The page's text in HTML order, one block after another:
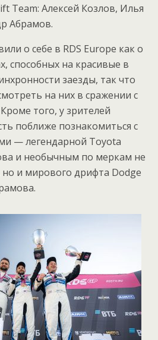
Team: Алексей Козлов, Илья
Абрамов.
о себе в RDS Europe как о
способных на красивые в
заезды, так что
на них в сражении с
того, у зрителей
поближе познакомиться с
— легендарной Toyota
и необычным по меркам не
но и мирового дрифта Dodge